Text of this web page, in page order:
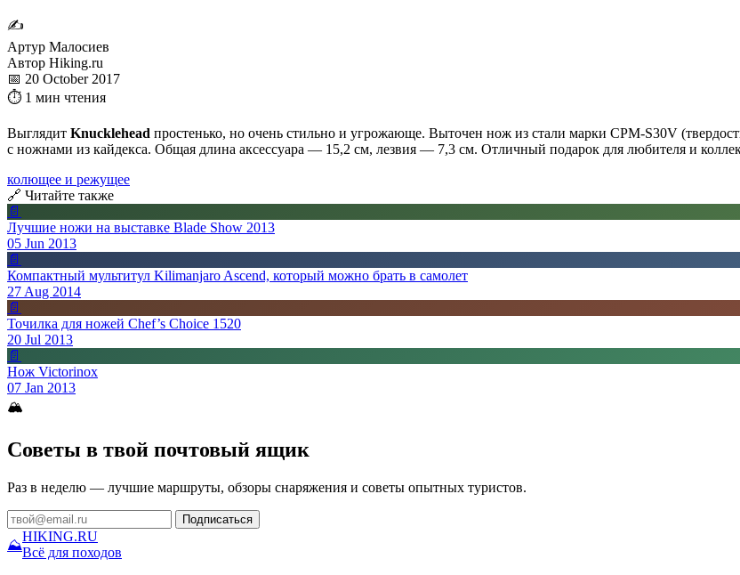
✍
Артур Малосиев
Автор Hiking.ru
📅 20 October 2017
⏱ 1 мин чтения
Выглядит Knucklehead простенько, но очень стильно и угрожающе. Выточен нож из стали марки CPM-S30V
с ножнами из кайдекса. Общая длина аксессуара — 15,2 см, лезвия — 7,3 см. Отличный подарок для любителя и
колющее и режущее
🔗 Читайте также
📄
Лучшие ножи на выставке Blade Show 2013
05 Jun 2013
📄
Компактный мультитул Kilimanjaro Ascend, который можно брать в самолет
27 Aug 2014
📄
Точилка для ножей Chef’s Choice 1520
20 Jul 2013
📄
Нож Victorinox
07 Jan 2013
🏔
Советы в твой почтовый ящик
Раз в неделю — лучшие маршруты, обзоры снаряжения и советы опытных туристов.
Подписаться
⛰
HIKING.RU
Всё для походов